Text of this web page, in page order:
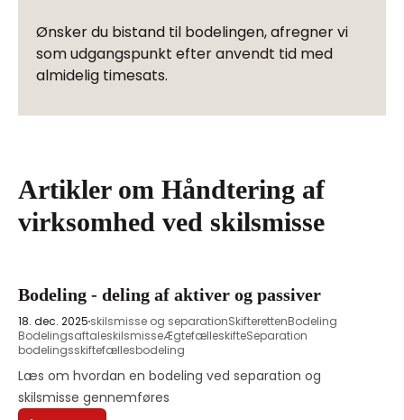
Ønsker du bistand til bodelingen, afregner vi
som udgangspunkt efter anvendt tid med
almidelig timesats.
Artikler om Håndtering af
virksomhed ved skilsmisse
Bodeling - deling af aktiver og passiver
18. dec. 2025 skilsmisse og separationSkifterettenBodeling
BodelingsaftaleskilsmisseÆgtefælleskifteSeparation
bodelingsskiftefællesbodeling
Læs om hvordan en bodeling ved separation og
skilsmisse gennemføres